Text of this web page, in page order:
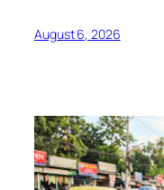
August 6, 2026